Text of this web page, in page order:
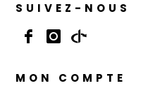
SUIVEZ-NOUS
MON COMPTE